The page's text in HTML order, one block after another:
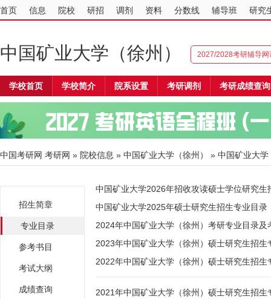
首页 信息 院校 研招 调剂 资料 分数线 辅导班 研究
中国矿业大学（徐州） 2027/2028考研辅导网
学校首页 学校简介 院系设置 考研调剂 考研成绩查询
中国考研网 考研网 » 院校信息 » 中国矿业大学（徐州） » 中国矿业大
招生简章
专业目录
参考书目
考试大纲
成绩查询
中国矿业大学2026年招收攻读硕士学位研究生
中国矿业大学2025年硕士研究生招生专业目录
2024年中国矿业大学（徐州）考研专业目录及
2023年中国矿业大学（徐州）硕士研究生招生
2022年中国矿业大学（徐州）硕士研究生招生
2021年中国矿业大学（徐州）硕士研究生招生